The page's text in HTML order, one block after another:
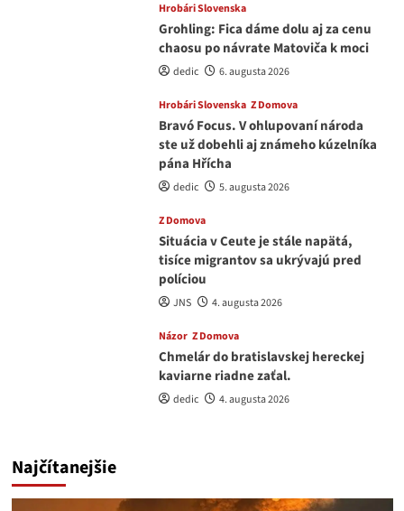
Hrobári Slovenska
Grohling: Fica dáme dolu aj za cenu
chaosu po návrate Matoviča k moci
dedic 6. augusta 2026
Hrobári Slovenska Z Domova
Bravó Focus. V ohlupovaní národa
ste už dobehli aj známeho kúzelníka
pána Hřícha
dedic 5. augusta 2026
Z Domova
Situácia v Ceute je stále napätá,
tisíce migrantov sa ukrývajú pred
políciou
JNS 4. augusta 2026
Názor Z Domova
Chmelár do bratislavskej hereckej
kaviarne riadne zaťal.
dedic 4. augusta 2026
Najčítanejšie